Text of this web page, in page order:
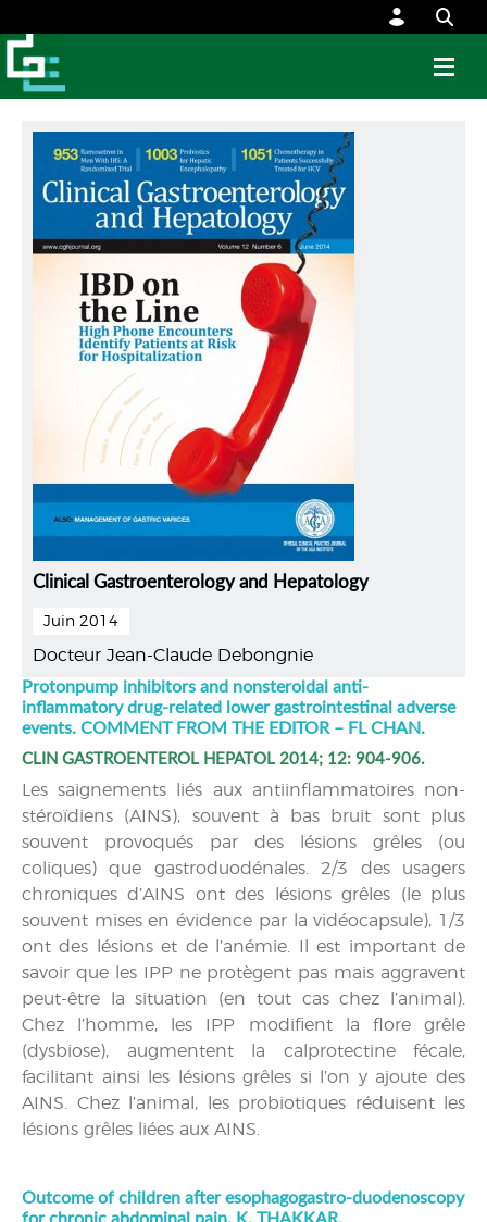
Clinical Gastroenterology and Hepatology
Juin 2014
Docteur Jean-Claude Debongnie
Protonpump inhibitors and nonsteroidal anti-
inflammatory drug-related lower gastrointestinal adverse
events. COMMENT FROM THE EDITOR – FL CHAN.
CLIN GASTROENTEROL HEPATOL 2014; 12: 904-906.
Les saignements liés aux antiinflammatoires non-
stéroïdiens (AINS), souvent à bas bruit sont plus
souvent provoqués par des lésions grêles (ou
coliques) que gastroduodénales. 2/3 des usagers
chroniques d’AINS ont des lésions grêles (le plus
souvent mises en évidence par la vidéocapsule), 1/3
ont des lésions et de l’anémie. Il est important de
savoir que les IPP ne protègent pas mais aggravent
peut-être la situation (en tout cas chez l’animal).
Chez l’homme, les IPP modifient la flore grêle
(dysbiose), augmentent la calprotectine fécale,
facilitant ainsi les lésions grêles si l’on y ajoute des
AINS. Chez l’animal, les probiotiques réduisent les
lésions grêles liées aux AINS.
Outcome of children after esophagogastro-duodenoscopy
for chronic abdominal pain. K. THAKKAR.